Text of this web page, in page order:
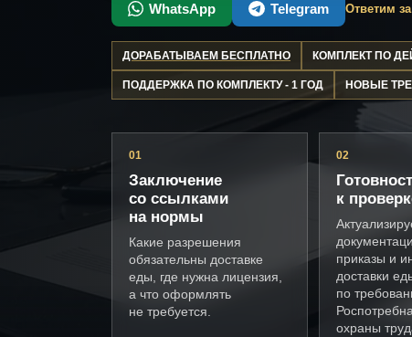
WhatsApp Telegram Ответим
ДОРАБАТЫВАЕМ БЕСПЛАТНО КОМПЛЕКТ ПО
ПОДДЕРЖКА ПО КОМПЛЕКТУ - 1 ГОД НОВЫЕ
01
Заключение
со ссылками
на нормы
Какие разрешения
обязательны доставке
еды, где нужна лицензия,
а что оформлять
не требуется.
02
к
приказы и
доставки
по
охраны